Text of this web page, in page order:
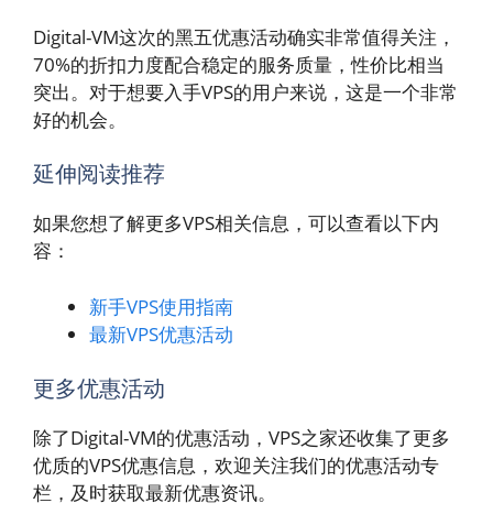
Digital-VM这次的黑五优惠活动确实非常值得关注，
70%的折扣力度配合稳定的服务质量，性价比相当
突出。对于想要入手VPS的用户来说，这是一个非常
好的机会。
延伸阅读推荐
如果您想了解更多VPS相关信息，可以查看以下内
容：
新手VPS使用指南
最新VPS优惠活动
更多优惠活动
除了Digital-VM的优惠活动，VPS之家还收集了更多
优质的VPS优惠信息，欢迎关注我们的优惠活动专
栏，及时获取最新优惠资讯。